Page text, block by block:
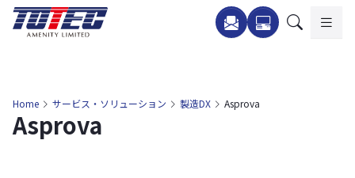
Home サービス・ソリューション 製造DX Asprova
Asprova